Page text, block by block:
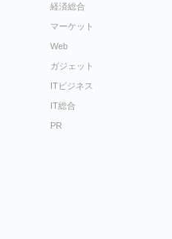
経済総合
マーケット
Web
ガジェット
ITビジネス
IT総合
PR